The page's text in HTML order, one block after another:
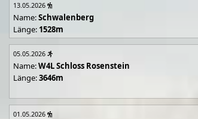
13.05.2026
Name:Schwalenberg
Länge: 1528m
05.05.2026
Name:W4L Schloss Rosenstein
Länge:3646m
01.05.2026